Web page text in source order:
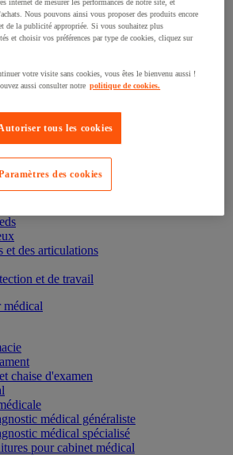
fort, armoire et boite à clés
individuelle (EPI)
et des articulations
et de travail
médical
chaise d'examen
médical généraliste
médical spécialisé
pour cabinet médical
internet de mesurer les performances de notre site, et
Nous pouvons ainsi vous proposer des produits encore
de la publicité appropriée. Si vous souhaitez plus
et choisir vos préférences par type de cookies, cliquez sur
votre visite sans cookies, vous êtes le bienvenu aussi !
aussi consulter notre politique de cookies.
tous les cookies
des cookies